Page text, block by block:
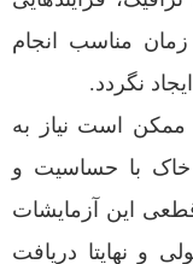
مناسب انجام
نگردد.
ممکن است نیاز به
خاک با حساسیت و
این آزمایشات
و نهایتا دریافت